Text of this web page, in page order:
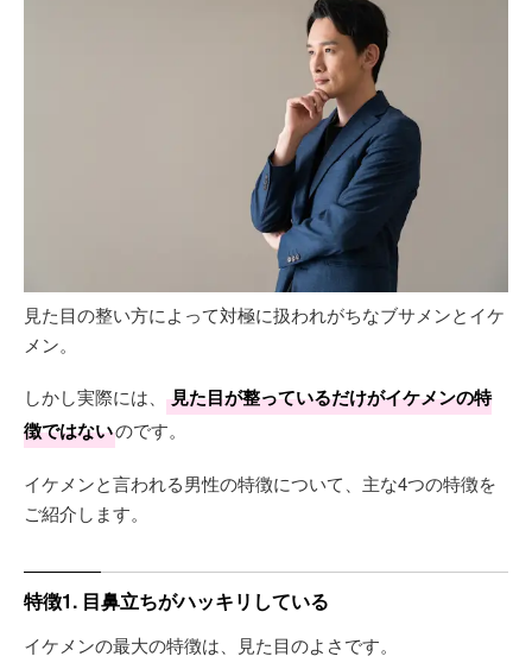
見た目の整い方によって対極に扱われがちなブサメンとイケ
メン。
しかし実際には、
見た目が整っているだけがイケメンの特
徴ではないのです。
イケメンと言われる男性の特徴について、主な4つの特徴を
ご紹介します。
特徴1. 目鼻立ちがハッキリしている
イケメンの最大の特徴は、見た目のよさです。